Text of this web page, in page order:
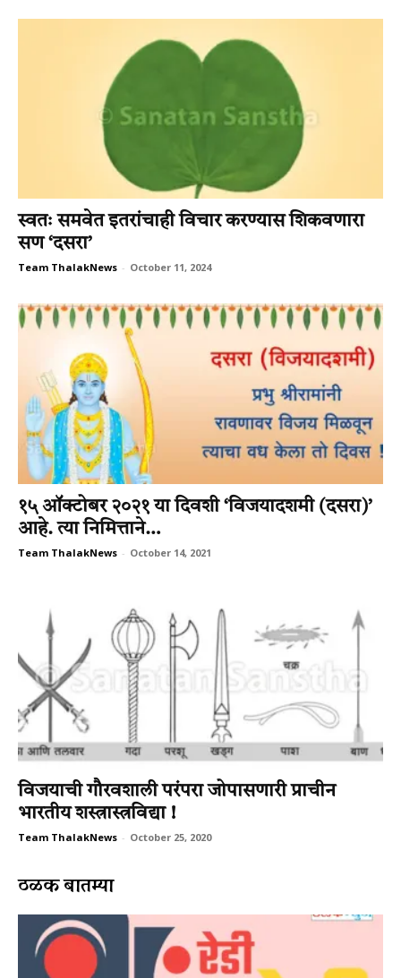
स्वतः समवेत इतरांचाही विचार करण्यास शिकवणारा
सण ‘दसरा’
Team ThalakNews - October 11, 2024
१५ ऑक्टोबर २०२१ या दिवशी ‘विजयादशमी (दसरा)’
आहे. त्या निमित्ताने…
Team ThalakNews - October 14, 2021
विजयाची गौरवशाली परंपरा जोपासणारी प्राचीन
भारतीय शस्त्रास्त्रविद्या !
Team ThalakNews - October 25, 2020
ठळक बातम्या